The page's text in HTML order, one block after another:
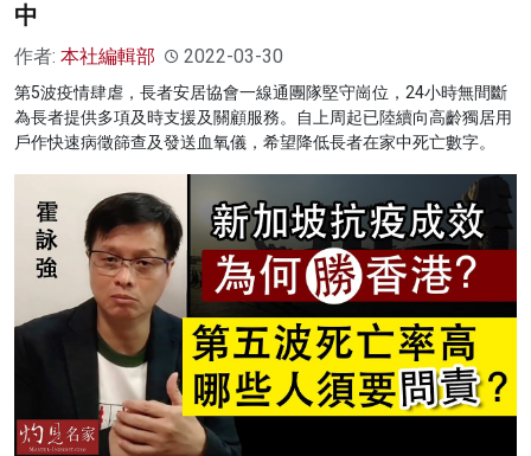
中
作者: 本社編輯部 2022-03-30
第5波疫情肆虐，長者安居協會一線通團隊堅守崗位，24小時無間斷
為長者提供多項及時支援及關顧服務。自上周起已陸續向高齡獨居用
戶作快速病徵篩查及發送血氧儀，希望降低長者在家中死亡數字。